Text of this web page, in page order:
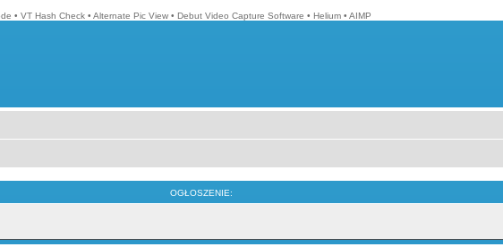
• VT Hash Check • Alternate Pic View • Debut Video Capture Software • Helium • AIMP
OGŁOSZENIE: